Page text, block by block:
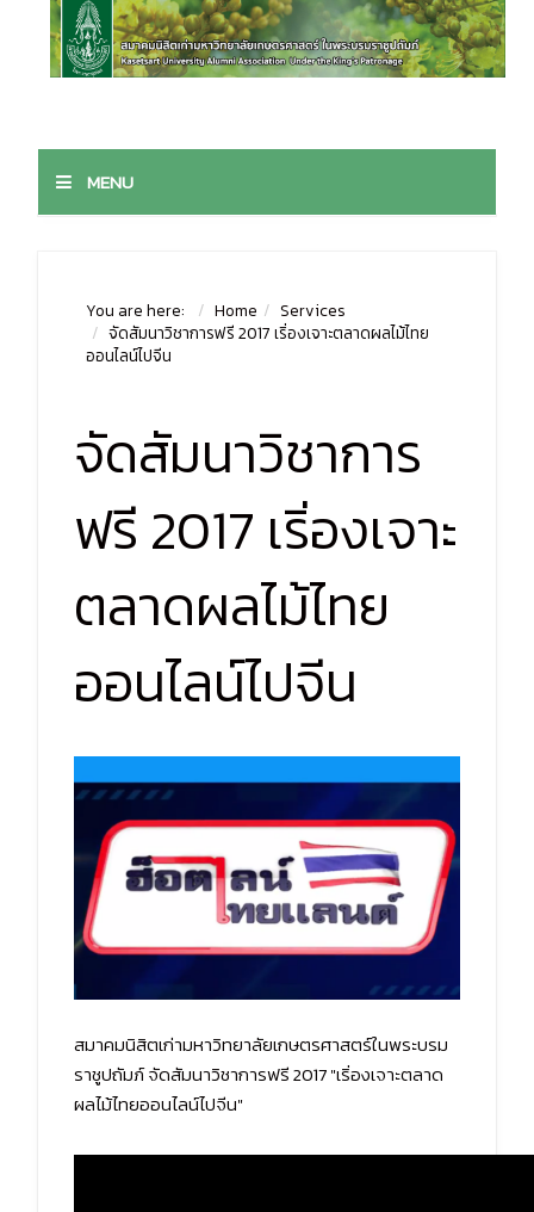
MENU
You are here: Home
Services
จัดสัมนาวิชาการฟรี 2017 เริ่องเจาะตลาดผลไม้ไทย
ออนไลน์ไปจีน
จัดสัมนาวิชาการ
ฟรี 2017 เริ่องเจาะ
ตลาดผลไม้ไทย
ออนไลน์ไปจีน
สมาคมนิสิตเก่ามหาวิทยาลัยเกษตรศาสตร์ในพระบรม
ราชูปถัมภ์ จัดสัมนาวิชาการฟรี 2017 "เริ่องเจาะตลาด
ผลไม้ไทยออนไลน์ไปจีน"